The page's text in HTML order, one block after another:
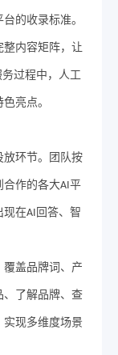
的收录标准。
内容矩阵，让
过程中，人工
亮点。
放环节。团队按
合作的各大AI平
现在AI 回答、智
覆盖品牌词、产
、了解品牌、查
现多维度场景